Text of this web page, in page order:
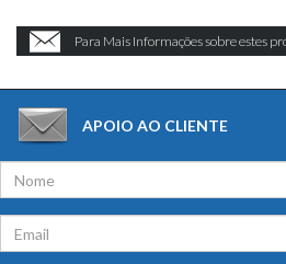
Para Mais Informações sobre estes
APOIO AO CLIENTE